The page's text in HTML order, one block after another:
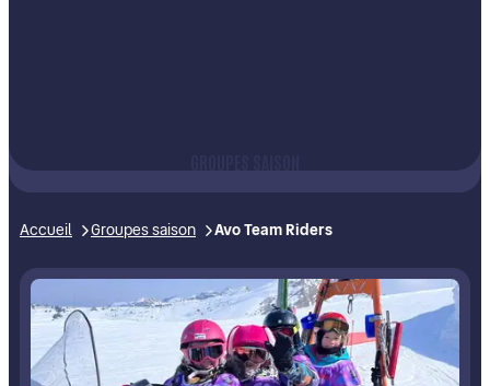
Accueil Groupes saison Avo Team Riders